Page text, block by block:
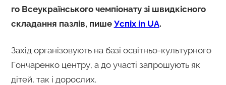
го Всеукраїнського чемпіонату зі швидкісного
складання пазлів, пише Успіх in UA.
Захід організовують на базі освітньо-культурного
Гончаренко центру, а до участі запрошують як
дітей, так і дорослих.